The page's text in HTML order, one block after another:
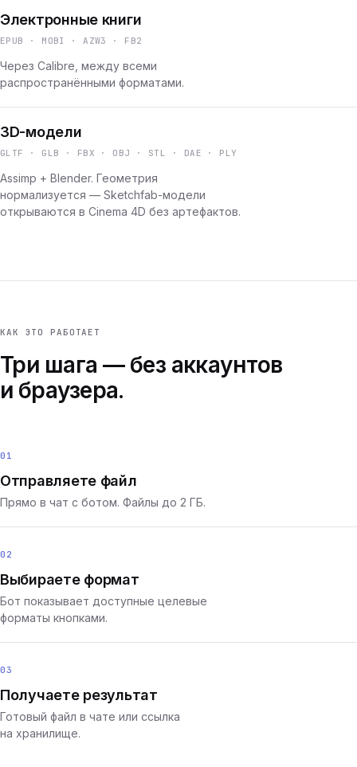
Электронные книги
EPUB · MOBI · AZW3 · FB2
Через Calibre, между всеми
распространёнными форматами.
3D-модели
GLTF · GLB · FBX · OBJ · STL · DAE · PLY
Assimp + Blender. Геометрия
нормализуется — Sketchfab-модели
открываются в Cinema 4D без артефактов.
КАК ЭТО РАБОТАЕТ
Три шага — без аккаунтов
и браузера.
01
Отправляете файл
Прямо в чат с ботом. Файлы до 2 ГБ.
02
Выбираете формат
Бот показывает доступные целевые
форматы кнопками.
03
Получаете результат
Готовый файл в чате или ссылка
на хранилище.